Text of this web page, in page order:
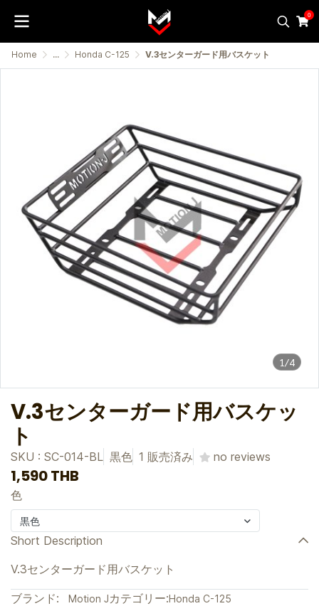
0
Home ... Honda C-125 V.3センターガード用バスケット
1/4
V.3センターガード用バスケッ
ト
SKU : SC-014-BL 黒色 1 販売済み no reviews
1,590 THB
色
黒色
Short Description
V.3センターガード用バスケット
ブランド: Motion Jカテゴリー:Honda C-125